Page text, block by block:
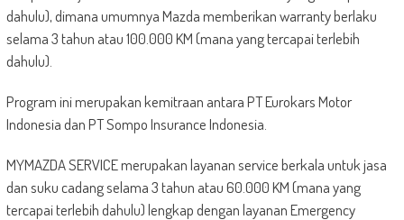
dahulu), dimana umumnya Mazda memberikan warranty berlaku
selama 3 tahun atau 100.000 KM (mana yang tercapai terlebih
dahulu).
Program ini merupakan kemitraan antara PT Eurokars Motor
Indonesia dan PT Sompo Insurance Indonesia.
MYMAZDA SERVICE merupakan layanan service berkala untuk jasa
dan suku cadang selama 3 tahun atau 60.000 KM (mana yang
tercapai terlebih dahulu) lengkap dengan layanan Emergency